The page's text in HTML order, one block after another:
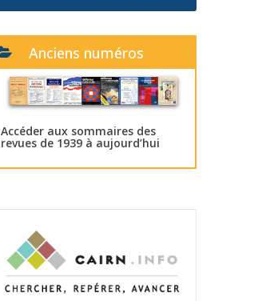
Anciens numéros
Accéder aux sommaires des
revues de 1939 à aujourd’hui